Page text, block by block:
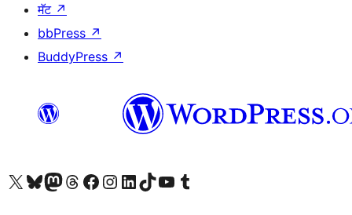
मॅट ↗
bbPress ↗
BuddyPress ↗
आमच्या X (एक्स) (पूर्वीचे ट्विटर) खात्याला भेट द्या आमच्या ब्लूस्की खात्याला भेट द्या.आमच्या Mastodon खात्याला भेट द्या.आमच्या थ्रेड्स खात्याला भेट द्या. आमच्या फेसबुक पेजला भेट द्या आमच्या इंस्टाग्राम खात्याला भेट द्या आमच्या लिंक्डइन खात्याला भेट द्या आमच्या टिकटॉक अकाउंटला भेट द्या.आमच्या यूट्यूब चॅनेलला भेट द्या आमच्या टंबलर खात्याला भेट द्या.